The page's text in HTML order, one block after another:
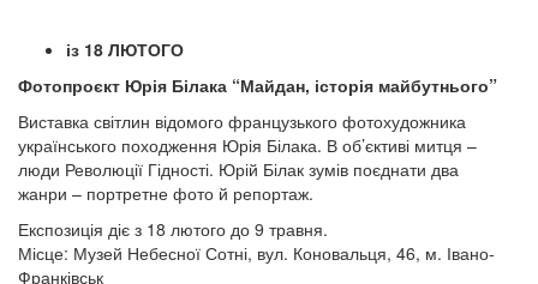
із 18 ЛЮТОГО
Фотопроєкт Юрія Білака “Майдан, історія майбутнього”
Виставка світлин відомого французького фотохудожника
українського походження Юрія Білака. В об’єктиві митця –
люди Революції Гідності. Юрій Білак зумів поєднати два
жанри – портретне фото й репортаж.
Експозиція діє з 18 лютого до 9 травня.
Місце: Музей Небесної Сотні, вул. Коновальця, 46, м. Івано-
Франківськ